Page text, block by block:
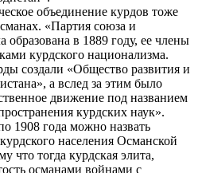
объединение курдов тоже
«Партия союза и
образована в 1889 году, ее члены
курдского национализма.
создали «Общество развития и
а вслед за этим было
движение под названием
курдских наук».
1908 года можно назвать
населения Османской
что тогда курдская элита,
османами войнами с